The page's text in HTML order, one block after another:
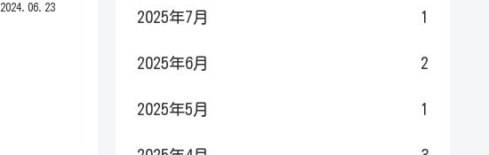
2024.06.23
2025年7月 1
2025年6月 2
2025年5月 1